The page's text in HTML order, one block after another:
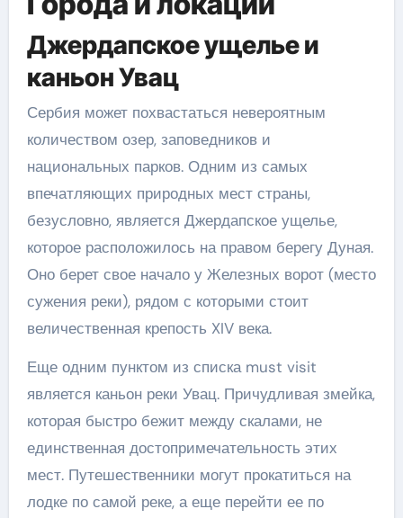
Джердапское ущелье и
каньон Увац
Сербия может похвастаться невероятным
количеством озер, заповедников и
национальных парков. Одним из самых
впечатляющих природных мест страны,
безусловно, является Джердапское ущелье,
которое расположилось на правом берегу Дуная.
Оно берет свое начало у Железных ворот (место
сужения реки), рядом с которыми стоит
величественная крепость XIV века.
Еще одним пунктом из списка must visit
является каньон реки Увац. Причудливая змейка,
которая быстро бежит между скалами, не
единственная достопримечательность этих
мест. Путешественники могут прокатиться на
лодке по самой реке, а еще перейти ее по